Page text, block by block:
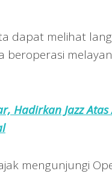
dapat melihat
beroperasi
Hadirkan Jazz
mengunjungi